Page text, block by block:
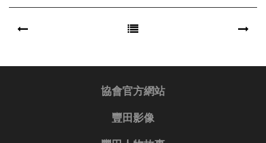
協會官方網站
豐田影像